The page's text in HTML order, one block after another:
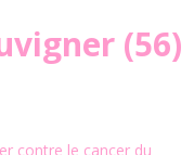
(56)
contre le cancer du